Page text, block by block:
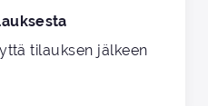
tilauksen jälkeen